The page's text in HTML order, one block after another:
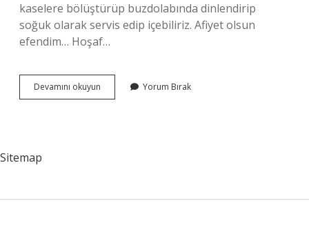
kaselere bölüştürüp buzdolabında dinlendirip
soğuk olarak servis edip içebiliriz. Afiyet olsun
efendim… Hoşaf…
Devamını okuyun
Sonradan
Yorum Bırak
Sitemap